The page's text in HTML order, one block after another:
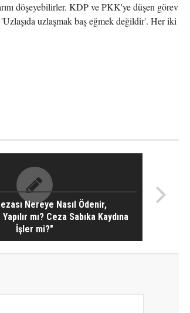
döşeyebilirler. KDP ve PKK'ye düşen görev
uzlaşmak baş eğmek değildir'. Her iki
Nereye Nasıl Ödenir,
mı? Ceza Sabıka Kaydına
İşler mi?"